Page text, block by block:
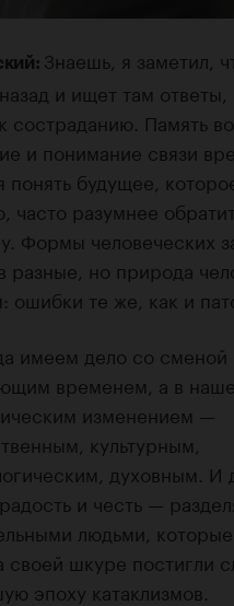
Знаешь, я заметил,
и ищет там ответы,
состраданию. Память
и понимание связи
понять будущее,
часто разумнее
Формы человеческих
разные, но природа
ошибки те же, как и
имеем дело со сменой
временем, а в
изменением —
культурным,
духовным. И
и честь —
людьми,
своей шкуре постигли
эпоху катаклизмов.